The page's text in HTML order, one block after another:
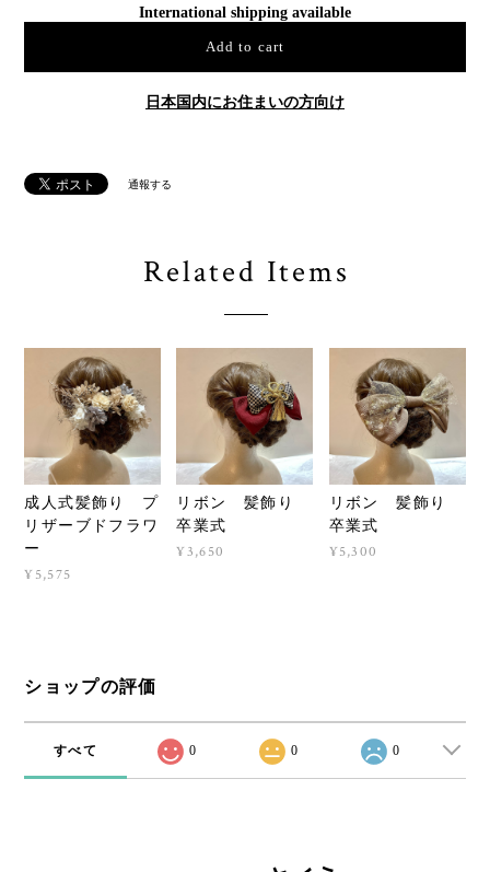
International shipping available
Add to cart
日本国内にお住まいの方向け
通報する
Related Items
成人式髪飾り プ
リザーブドフラワ
ー
¥5,575
リボン 髪飾り
卒業式
¥3,650
リボン 髪飾り
卒業式
¥5,300
ショップの評価
すべて 0 0 0